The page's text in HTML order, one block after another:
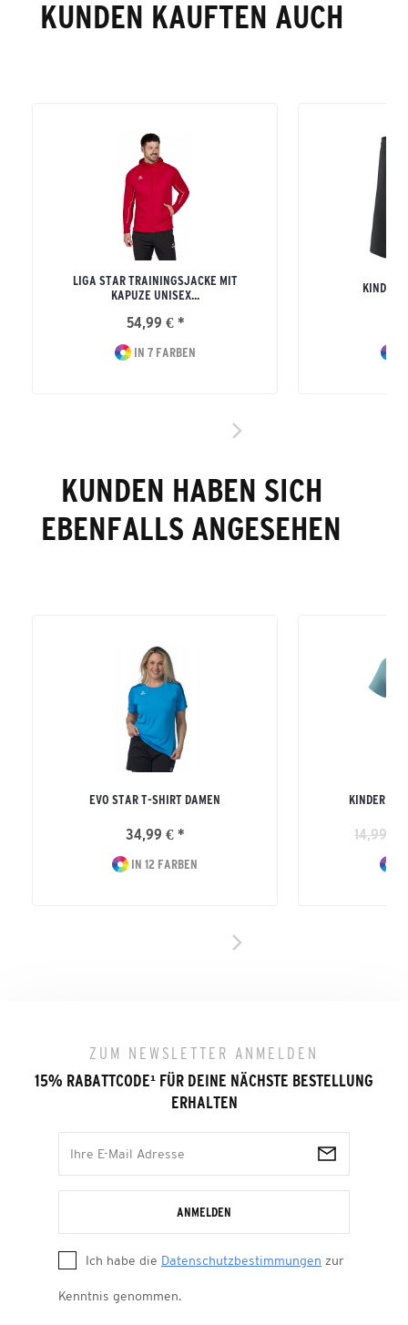
KUNDEN KAUFTEN AUCH
LIGA STAR TRAININGSJACKE MIT
KAPUZE UNISEX...
54,99 € *
IN 7 FARBEN
KINDER
KUNDEN HABEN SICH
EBENFALLS ANGESEHEN
EVO STAR T-SHIRT DAMEN
34,99 € *
IN 12 FARBEN
KINDER
14,99 € *
ZUM NEWSLETTER ANMELDEN
15% RABATTCODE¹ FÜR DEINE NÄCHSTE BESTELLUNG
ERHALTEN
ANMELDEN
Ich habe die Datenschutzbestimmungen zur
Kenntnis genommen.